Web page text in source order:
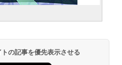
の記事を優先表示させる